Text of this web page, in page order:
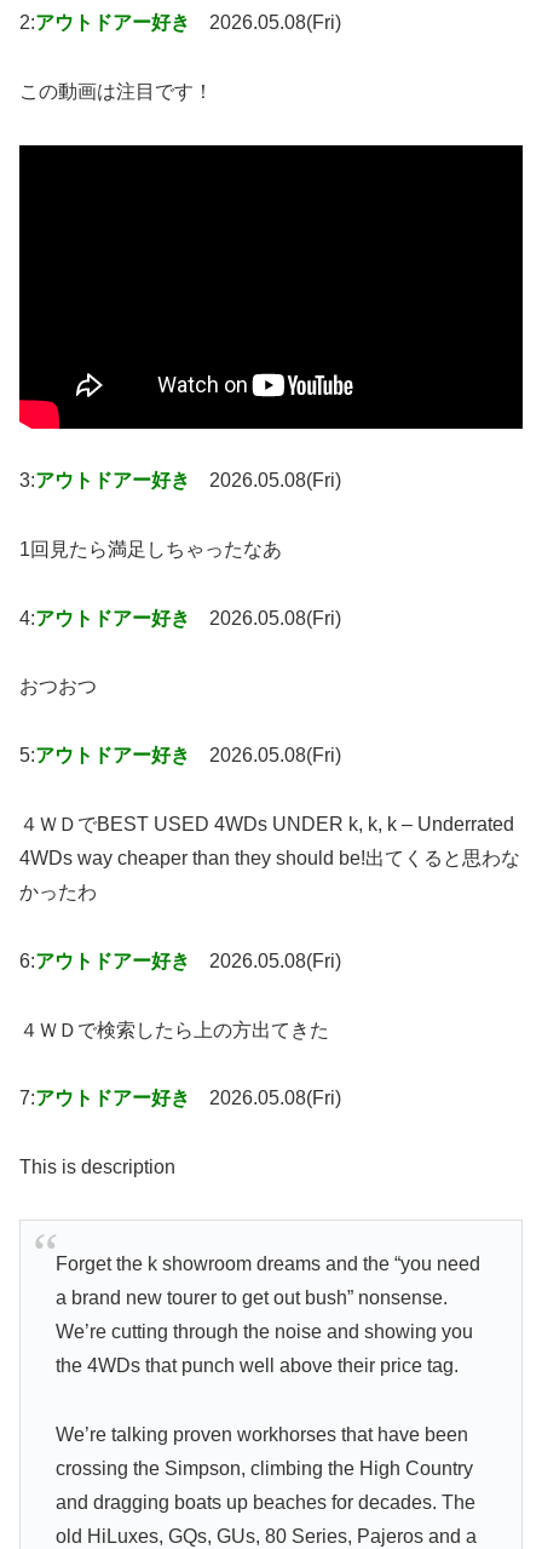
2:アウトドアー好き 2026.05.08(Fri)
この動画は注目です！
3:アウトドアー好き 2026.05.08(Fri)
1回見たら満足しちゃったなあ
4:アウトドアー好き 2026.05.08(Fri)
おつおつ
5:アウトドアー好き 2026.05.08(Fri)
４ＷＤでBEST USED 4WDs UNDER k, k, k – Underrated
4WDs way cheaper than they should be!出てくると思わな
かったわ
6:アウトドアー好き 2026.05.08(Fri)
４ＷＤで検索したら上の方出てきた
7:アウトドアー好き 2026.05.08(Fri)
This is description
Forget the k showroom dreams and the “you need
a brand new tourer to get out bush” nonsense.
We’re cutting through the noise and showing you
the 4WDs that punch well above their price tag.
We’re talking proven workhorses that have been
crossing the Simpson, climbing the High Country
and dragging boats up beaches for decades. The
old HiLuxes, GQs, GUs, 80 Series, Pajeros and a